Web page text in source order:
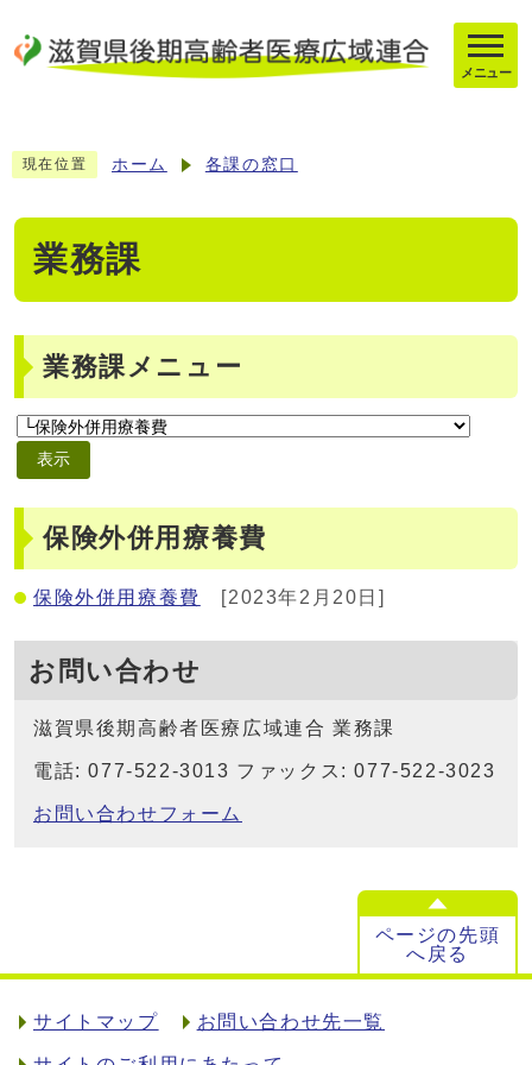
メニュー
現在位置 ホーム 各課の窓口
業務課
業務課メニュー
表示
保険外併用療養費
保険外併用療養費 [2023年2月20日]
お問い合わせ
滋賀県後期高齢者医療広域連合 業務課
電話: 077-522-3013 ファックス: 077-522-3023
お問い合わせフォーム
ページの先頭
へ戻る
サイトマップ お問い合わせ先一覧